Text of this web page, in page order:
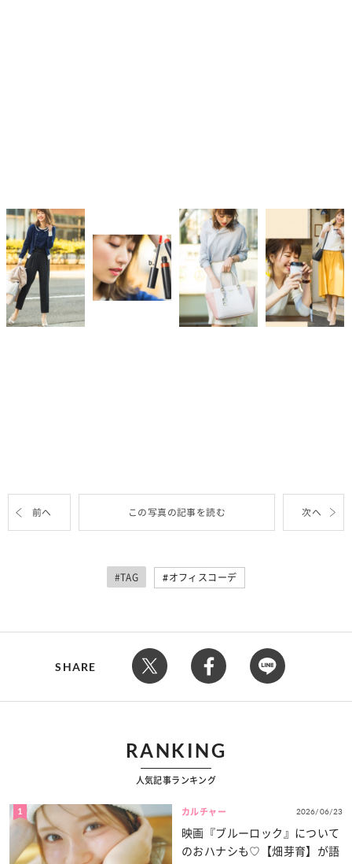
前へ この写真の記事を読む 次へ
#TAG オフィスコーデ
SHARE
RANKING
人気記事ランキング
1 カルチャー 2026/06/23
映画『ブルーロック』について
のおハナシも♡【畑芽育】が語